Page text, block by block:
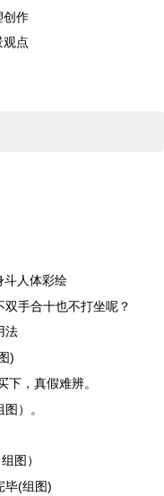
创作
观点
斗人体彩绘
手合十也不打坐呢？
法
)
，真假难辨。
）。
图）
毕(组图)